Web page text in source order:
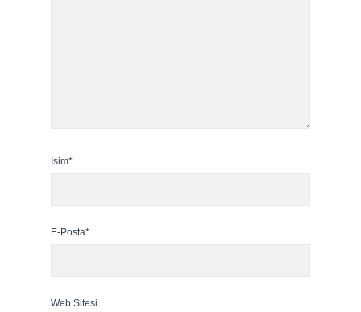
İsim*
E-Posta*
Web Sitesi